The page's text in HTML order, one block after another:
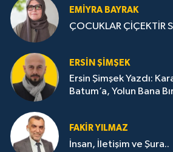
EMIYRA BAYRAK
ÇOCUKLAR ÇİÇEKTİR
ERSIN ŞIMŞEK
Ersin Şimşek Yazdı:
Batum’a, Yolun Bana
FAKIR YILMAZ
İnsan, İletişim ve Şura..